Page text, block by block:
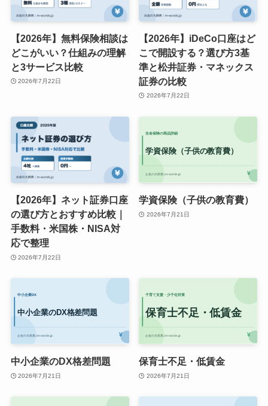
【2026年】無料保険相談は
どこがいい？仕組みの理解
と3サービス比較
2026年7月22日
【2026年】iDeCo口座はど
こで開設する？選び方3基
準と松井証券・マネックス
証券の比較
2026年7月22日
【2026年】ネット証券口座
の選び方とおすすめ比較｜
手数料・米国株・NISA対
応で整理
2026年7月22日
学資保険（子供の教育費）
2026年7月21日
中小企業のDX格差問題
2026年7月21日
保育士不足・低賃金
2026年7月21日